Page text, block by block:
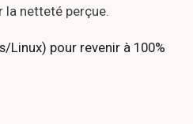
la netteté perçue.
Linux) pour revenir à 100%